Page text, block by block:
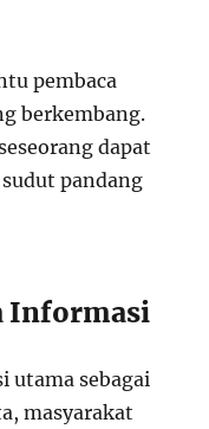
pembaca
berkembang.
dapat
pandang
Informasi
utama sebagai
masyarakat